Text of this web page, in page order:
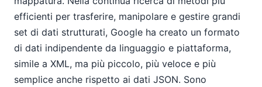
efficienti per trasferire, manipolare e gestire grandi
set di dati strutturati, Google ha creato un formato
di dati indipendente da linguaggio e piattaforma,
simile a XML, ma più piccolo, più veloce e più
semplice anche rispetto ai dati JSON. Sono